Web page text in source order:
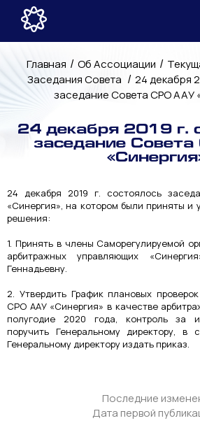
Главная / Об Ассоциации /
Заседания Совета / 24 декабря
заседание Совета СРО ААУ
24 декабря 2019 г.
заседание
24 декабря 2019 г. состоялось
«Синергия», на котором были приняты
решения:
1. Принять в члены Саморегулируемой
арбитражных управляющих
Геннадьевну.
2. Утвердить График плановых
СРО ААУ «Синергия» в качестве
полугодие 2020 года, контроль за
поручить Генеральному директору, в
Генеральному директору издать приказ.
Последние
Дата первой